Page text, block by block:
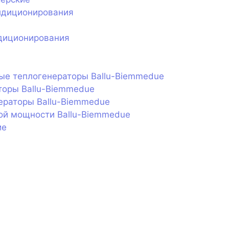
теплогенераторы Ballu-Biemmedue
Ballu-Biemmedue
Ballu-Biemmedue
мощности Ballu-Biemmedue